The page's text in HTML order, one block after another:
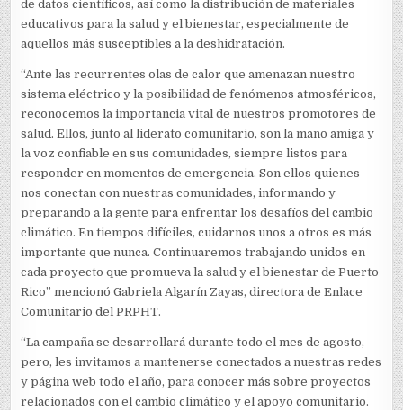
de datos científicos, así como la distribución de materiales
educativos para la salud y el bienestar, especialmente de
aquellos más susceptibles a la deshidratación.
“Ante las recurrentes olas de calor que amenazan nuestro
sistema eléctrico y la posibilidad de fenómenos atmosféricos,
reconocemos la importancia vital de nuestros promotores de
salud. Ellos, junto al liderato comunitario, son la mano amiga y
la voz confiable en sus comunidades, siempre listos para
responder en momentos de emergencia. Son ellos quienes
nos conectan con nuestras comunidades, informando y
preparando a la gente para enfrentar los desafíos del cambio
climático. En tiempos difíciles, cuidarnos unos a otros es más
importante que nunca. Continuaremos trabajando unidos en
cada proyecto que promueva la salud y el bienestar de Puerto
Rico” mencionó Gabriela Algarín Zayas, directora de Enlace
Comunitario del PRPHT.
“La campaña se desarrollará durante todo el mes de agosto,
pero, les invitamos a mantenerse conectados a nuestras redes
y página web todo el año, para conocer más sobre proyectos
relacionados con el cambio climático y el apoyo comunitario.